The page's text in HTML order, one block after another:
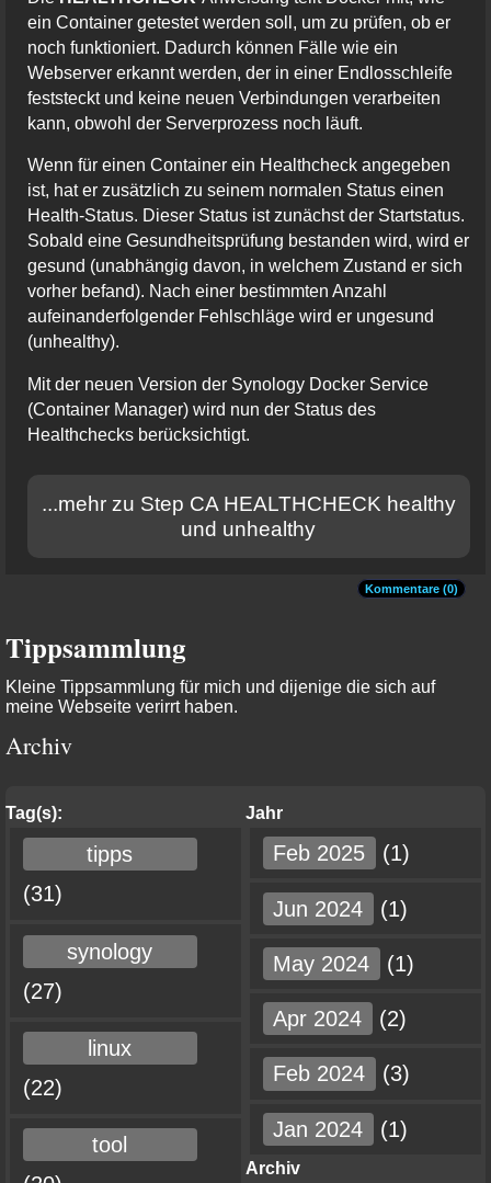
ein Container getestet werden soll, um zu prüfen, ob er
noch funktioniert. Dadurch können Fälle wie ein
Webserver erkannt werden, der in einer Endlosschleife
feststeckt und keine neuen Verbindungen verarbeiten
kann, obwohl der Serverprozess noch läuft.
Wenn für einen Container ein Healthcheck angegeben
ist, hat er zusätzlich zu seinem normalen Status einen
Health-Status. Dieser Status ist zunächst der Startstatus.
Sobald eine Gesundheitsprüfung bestanden wird, wird er
gesund (unabhängig davon, in welchem Zustand er sich
vorher befand). Nach einer bestimmten Anzahl
aufeinanderfolgender Fehlschläge wird er ungesund
(unhealthy).
Mit der neuen Version der Synology Docker Service
(Container Manager) wird nun der Status des
Healthchecks berücksichtigt.
...mehr zu Step CA HEALTHCHECK healthy
und unhealthy
Kommentare (0)
Tippsammlung
Kleine Tippsammlung für mich und dijenige die sich auf
meine Webseite verirrt haben.
Archiv
Jahr
Feb 2025 (1)
Jun 2024 (1)
May 2024 (1)
Apr 2024 (2)
Feb 2024 (3)
Jan 2024 (1)
Archiv
Tag(s):
tipps
(31)
synology
(27)
linux
(22)
tool